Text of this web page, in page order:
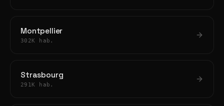
Montpellier
302K hab.
Strasbourg
291K hab.